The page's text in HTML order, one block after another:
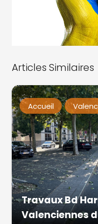
Articles Similaires
Accueil
Travaux Bd
Valenciennes